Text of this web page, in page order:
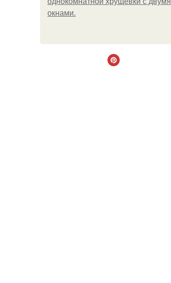
oкнaми.